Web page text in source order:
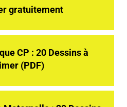
gratuitement
CP : 20 Dessins à
(PDF)